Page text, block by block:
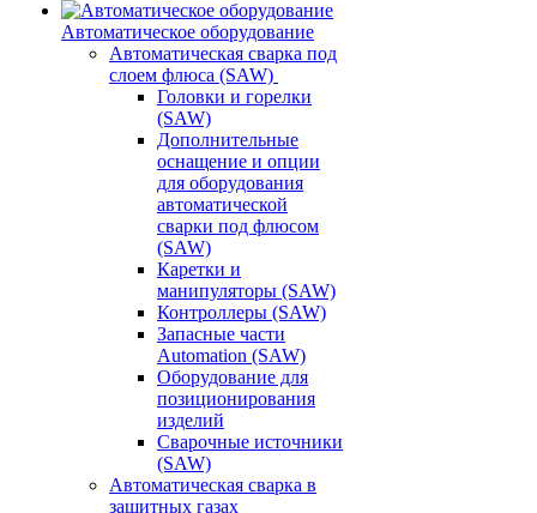
Автоматическое оборудование
Автоматическая сварка под
слоем флюса (SAW)
Головки и горелки
(SAW)
Дополнительные
оснащение и опции
для оборудования
автоматической
сварки под флюсом
(SAW)
Каретки и
манипуляторы (SAW)
Контроллеры (SAW)
Запасные части
Automation (SAW)
Оборудование для
позиционирования
изделий
Сварочные источники
(SAW)
Автоматическая сварка в
защитных газах